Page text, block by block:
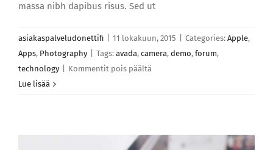
massa nibh dapibus risus. Sed ut
asiakaspalveludonettifi 11 lokakuun, 2015 Categories: Apple,
Apps, Photography Tags: avada, camera, demo, forum,
technology
Kommentit pois päältä
varius
Lue lisää